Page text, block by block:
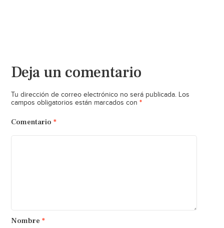
Deja un comentario
Tu dirección de correo electrónico no será publicada. Los
campos obligatorios están marcados con *
Comentario *
Nombre *